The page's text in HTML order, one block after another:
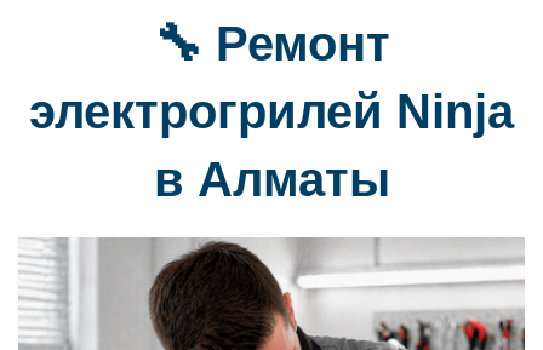
🔧 Ремонт
электрогрилей Ninja
в Алматы